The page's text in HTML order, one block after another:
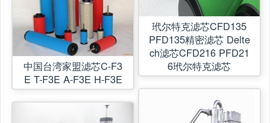
中国台湾家盟滤芯C-F3
E T-F3E A-F3E H-F3E
玳尔特克滤芯CFD135
PFD135精密滤芯 Delte
ch滤芯CFD216 PFD21
6玳尔特克滤芯